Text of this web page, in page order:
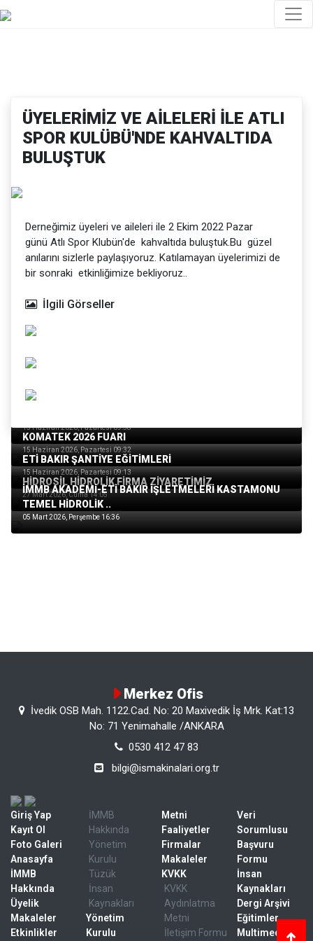
15 Haziran 2026, Pazartesi 09:58
KOMATEK 2026 FUARI
15 Haziran 2026, Pazartesi 09:32
ETİ BAKIR ŞANTİYE EĞİTİMLERİ
15 Haziran 2026, Pazartesi 09:13
HİDROSİL HİDROLİK FİRMA ZİYARETİMİZ
27 Mart 2026, Cuma 14:05
İMMB AKADEMİ-ETİ BAKIR İŞLETMELERİ KASTAMONU
TEMEL HİDROLİK ..
05 Mart 2026, Perşembe 16:36
ÜYELERİMİZ VE AİLELERİ İLE ATLI
SPOR KULÜBÜ'NDE KAHVALTIDA
BULUŞTUK
Derneğimiz üyeleri ve aileleri ile 2 Ekim 2022 Pazar
günü Atlı Spor Klubün'de kahvaltıda buluştuk.Bu güzel
anılarını sizlerle paylaşıyoruz. Katılamayan üyelerimizi de
bir sonraki etkinliğimize bekliyoruz..
İlgili Görseller
Merkez Ofis
İvedik OSB Mah. 1122.Cad. No: 20 Maxivedik İş Mrk. Kat:13
No: 71 Yenimahalle /ANKARA
0530 412 47 83
bilgi@ismakinalari.org.tr
Giriş Yap
Kayıt Ol
Foto Galeri
Anasayfa
İMMB
Hakkında
Üyelik
Makaleler
Etkinlikler
İMMB
Hakkında
Yönetim
Kurulu
Tüzük
İnsan
Kaynakları
Yönetim
Kurulu
Metni
Faaliyetler
Firmalar
Makaleler
KVKK
KVKK
Aydınlatma
Metni
İletişim Formu
Veri
Sorumlusu
Başvuru
Formu
İnsan
Kaynakları
Dergi Arşivi
Eğitimler
Multimedya